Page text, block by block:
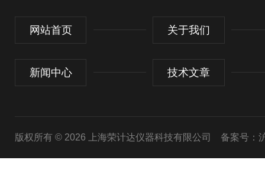
网站首页 关于我们
新闻中心 技术文章
版权所有 © 2026 上海荣计达仪器科技有限公司 备案号：